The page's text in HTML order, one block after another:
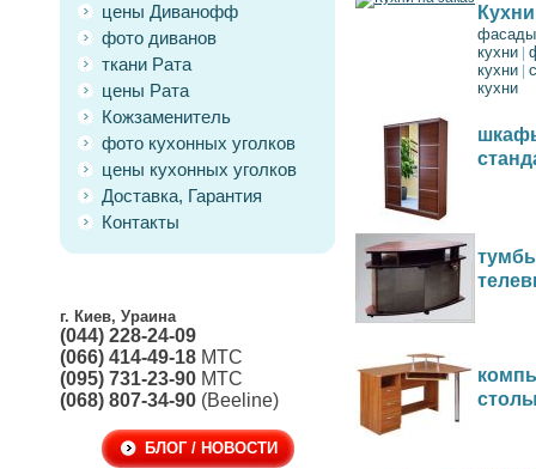
цены Диванофф
фото диванов
ткани Рата
цены Рата
Кожзаменитель
фото кухонных уголков
цены кухонных уголков
Доставка, Гарантия
Контакты
г. Киев, Ураина
(044) 228-24-09
(066) 414-49-18 МТС
(095) 731-23-90 МТС
(068) 807-34-90 (Beeline)
БЛОГ / НОВОСТИ
фасады
кухни
кухни
кухни